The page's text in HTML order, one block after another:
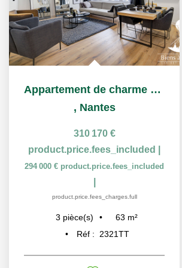
Appartement de charme à vendre centre Nantes place Royale
, Nantes
310 170 €
product.price.fees_included
294 000 € product.price.fees_included
product.price.fees_charges.full
3 pièce(s) 63 m²
Réf :
2321TT